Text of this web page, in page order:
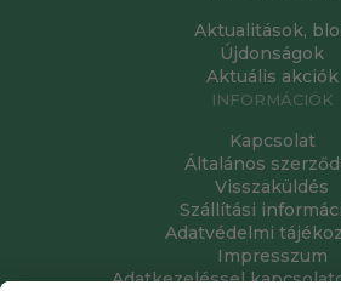
Aktualitások,
Újdonságok
Aktuális akciók
INFORMÁCIÓK
Kapcsolat
Általános
Visszaküldés
Szállítási
Adatvédelmi
Impresszum
Adatkezeléssel